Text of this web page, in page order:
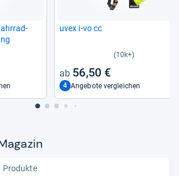
uvex i-​vo cc
(10k+)
56,50 €
4 Angebote vergleichen
Produkte